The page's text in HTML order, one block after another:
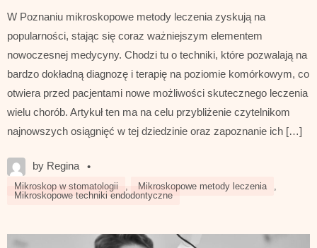
W Poznaniu mikroskopowe metody leczenia zyskują na
popularności, stając się coraz ważniejszym elementem
nowoczesnej medycyny. Chodzi tu o techniki, które pozwalają na
bardzo dokładną diagnozę i terapię na poziomie komórkowym, co
otwiera przed pacjentami nowe możliwości skutecznego leczenia
wielu chorób. Artykuł ten ma na celu przybliżenie czytelnikom
najnowszych osiągnięć w tej dziedzinie oraz zapoznanie ich […]
by Regina •
Mikroskop w stomatologii Mikroskopowe metody leczenia
Mikroskopowe techniki endodontyczne